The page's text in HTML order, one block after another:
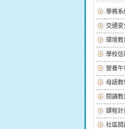
學務系
交通安
環境教
學校信
營養午
母語教
閱讀教
課程計
社區閱